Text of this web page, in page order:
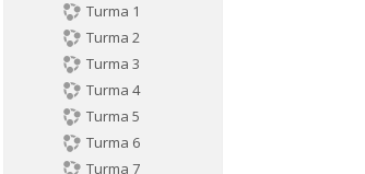
Turma 1
Turma 2
Turma 3
Turma 4
Turma 5
Turma 6
Turma 7